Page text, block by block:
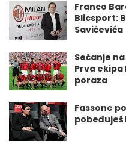
Franco
Blicsport:
Savićevića
Sećanje
Prva
poraza
Fassone
pobeđuješ!